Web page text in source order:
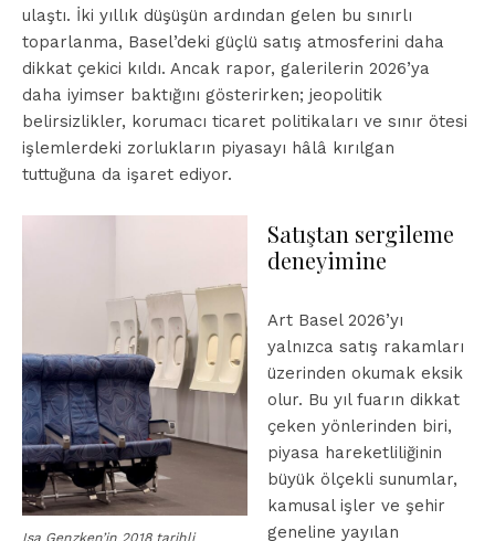
ulaştı. İki yıllık düşüşün ardından gelen bu sınırlı
toparlanma, Basel’deki güçlü satış atmosferini daha
dikkat çekici kıldı. Ancak rapor, galerilerin 2026’ya
daha iyimser baktığını gösterirken; jeopolitik
belirsizlikler, korumacı ticaret politikaları ve sınır ötesi
işlemlerdeki zorlukların piyasayı hâlâ kırılgan
tuttuğuna da işaret ediyor.
Isa Genzken’in 2018 tarihli
Satıştan sergileme
deneyimine
Art Basel 2026’yı
yalnızca satış rakamları
üzerinden okumak eksik
olur. Bu yıl fuarın dikkat
çeken yönlerinden biri,
piyasa hareketliliğinin
büyük ölçekli sunumlar,
kamusal işler ve şehir
geneline yayılan